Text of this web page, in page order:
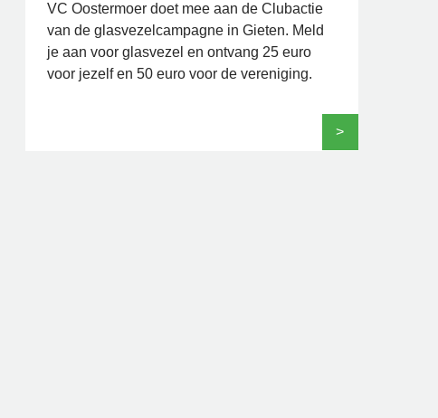
VC Oostermoer doet mee aan de Clubactie
van de glasvezelcampagne in Gieten. Meld
je aan voor glasvezel en ontvang 25 euro
voor jezelf en 50 euro voor de vereniging.
>